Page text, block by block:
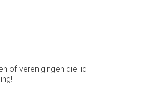
of verenigingen die lid